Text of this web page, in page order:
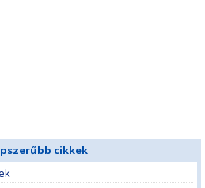
cikkek